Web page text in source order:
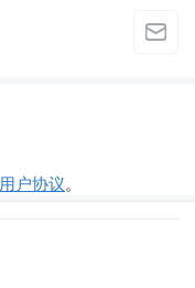
用户协议。